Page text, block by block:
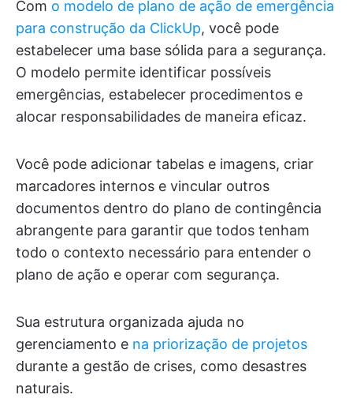
Com o modelo de plano de ação de emergência
para construção da ClickUp, você pode
estabelecer uma base sólida para a segurança.
O modelo permite identificar possíveis
emergências, estabelecer procedimentos e
alocar responsabilidades de maneira eficaz.
Você pode adicionar tabelas e imagens, criar
marcadores internos e vincular outros
documentos dentro do plano de contingência
abrangente para garantir que todos tenham
todo o contexto necessário para entender o
plano de ação e operar com segurança.
Sua estrutura organizada ajuda no
gerenciamento e na priorização de projetos
durante a gestão de crises, como desastres
naturais.